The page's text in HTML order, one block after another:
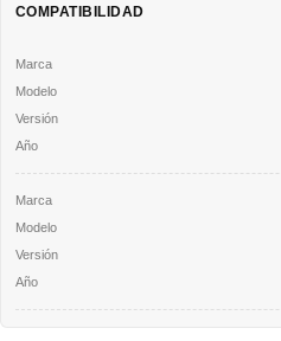
COMPATIBILIDAD